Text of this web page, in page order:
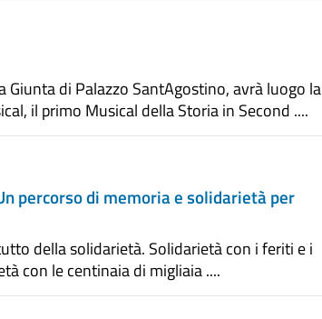
di Palazzo SantAgostino, avrà luogo la
il primo Musical della Storia in Second ....
percorso di memoria e solidarietà per
della solidarietà. Solidarietà con i feriti e i
con le centinaia di migliaia ....